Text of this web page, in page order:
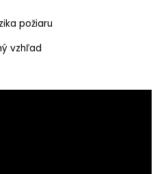
požiaru
vzhľad